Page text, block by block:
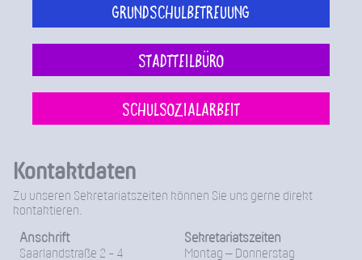
Grundschulbetreuung
Stadtteilbüro
Schulsozialarbeit
Kontaktdaten
Zu unseren Sekretariatszeiten können Sie uns gerne direkt
kontaktieren.
Anschrift
Saarlandstraße 2 - 4
Sekretariatszeiten
Montag – Donnerstag